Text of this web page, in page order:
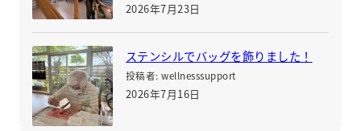
2026年7月23日
ステンシルでバッグを飾りました！
投稿者: wellnesssupport
2026年7月16日